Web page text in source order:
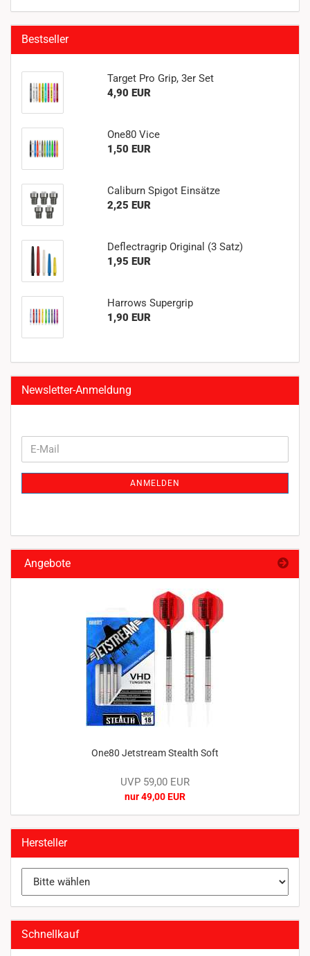
Bestseller
Target Pro Grip, 3er Set
4,90 EUR
One80 Vice
1,50 EUR
Caliburn Spigot Einsätze
2,25 EUR
Deflectragrip Original (3 Satz)
1,95 EUR
Harrows Supergrip
1,90 EUR
Newsletter-Anmeldung
WEITER
ZUR
NEWSLETTER-
E-
Mail
ANMELDEN
Angebote
One80 Jetstream Stealth Soft
UVP 59,00 EUR
nur 49,00 EUR
Hersteller
Schnellkauf